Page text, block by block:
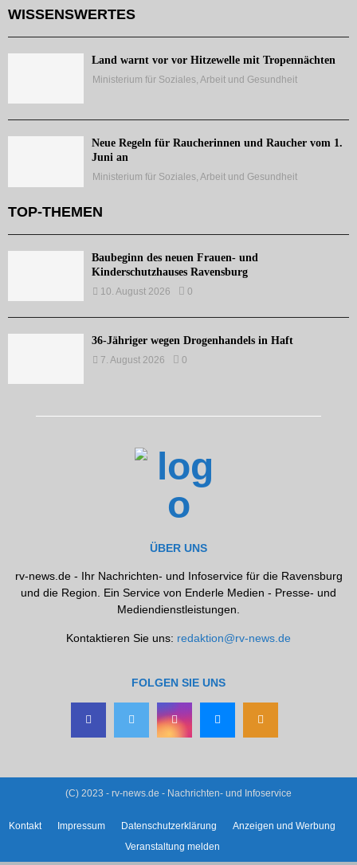
WISSENSWERTES
Land warnt vor vor Hitzewelle mit Tropennächten
Ministerium für Soziales, Arbeit und Gesundheit
Neue Regeln für Raucherinnen und Raucher vom 1.
Juni an
Ministerium für Soziales, Arbeit und Gesundheit
TOP-THEMEN
Baubeginn des neuen Frauen- und
Kinderschutzhauses Ravensburg
10. August 2026 0
36-Jähriger wegen Drogenhandels in Haft
7. August 2026 0
ÜBER UNS
rv-news.de - Ihr Nachrichten- und Infoservice für die Ravensburg
und die Region. Ein Service von Enderle Medien - Presse- und
Mediendienstleistungen.
Kontaktieren Sie uns: redaktion@rv-news.de
FOLGEN SIE UNS
(C) 2023 - rv-news.de - Nachrichten- und Infoservice
Kontakt Impressum Datenschutzerklärung
Anzeigen und Werbung
Veranstaltung melden